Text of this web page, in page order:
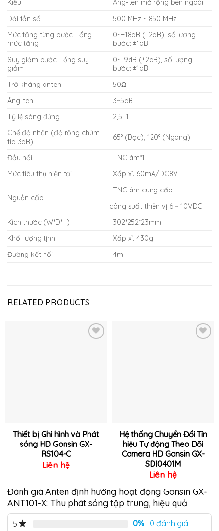
Kiểu
Ăng-ten mở rộng bên ngoài
Dải tần số
500 MHz ~ 850 MHz
Mức tăng từng bước Tổng
mức tăng
0~+18dB (±2dB), số lượng
bước: ±1dB
Suy giảm bước Tổng suy
giảm
0~-9dB (±2dB), số lượng
bước: ±1dB
Trở kháng anten
50Ω
Ăng-ten
3~5dB
Tỷ lệ sóng đứng
2,5: 1
Chế độ nhận (độ rộng chùm
tia 3dB)
65° (Dọc), 120° (Ngang)
Đầu nối
TNC âm*1
Mức tiêu thụ hiện tại
Xấp xỉ. 60mA/DC8V
Nguồn cấp
TNC âm cung cấp
công suất thiên vị 6 ~ 10VDC
Kích thước (W*D*H)
302*252*23mm
Khối lượng tịnh
Xấp xỉ. 430g
Đường kết nối
4m
RELATED PRODUCTS
Thiết bị Ghi hình và Phát
sóng HD Gonsin GX-
RS104-C
Liên hệ
Hệ thống Chuyển Đổi Tín
hiệu Tự động Theo Dõi
Camera HD Gonsin GX-
SDI0401M
Liên hệ
Đánh giá Anten định hướng hoạt động Gonsin GX-
ANT101-X: Thu phát sóng tập trung, hiệu quả
5 0% | 0 đánh giá